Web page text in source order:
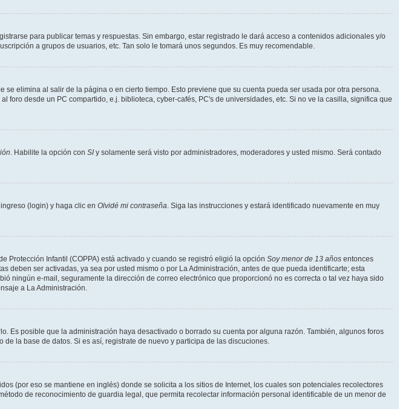
para publicar temas y respuestas. Sin embargo, estar registrado le dará acceso a contenidos adicionales y/o
a grupos de usuarios, etc. Tan solo le tomará unos segundos. Es muy recomendable.
elimina al salir de la página o en cierto tiempo. Esto previene que su cuenta pueda ser usada por otra persona.
desde un PC compartido, e.j. biblioteca, cyber-cafés, PC's de universidades, etc. Si no ve la casilla, significa que
. Habilite la opción con SI y solamente será visto por administradores, moderadores y usted mismo. Será contado
(login) y haga clic en Olvidé mi contraseña. Siga las instrucciones y estará identificado nuevamente en muy
Protección Infantil (COPPA) está activado y cuando se registró eligió la opción Soy menor de 13 años entonces
ser activadas, ya sea por usted mismo o por La Administración, antes de que pueda identificarte; esta
ningún e-mail, seguramente la dirección de correo electrónico que proporcionó no es correcta o tal vez haya sido
a La Administración.
Es posible que la administración haya desactivado o borrado su cuenta por alguna razón. También, algunos foros
la base de datos. Si es así, registrate de nuevo y participa de las discuciones.
(por eso se mantiene en inglés) donde se solicita a los sitios de Internet, los cuales son potenciales recolectores
de reconocimiento de guardia legal, que permita recolectar información personal identificable de un menor de